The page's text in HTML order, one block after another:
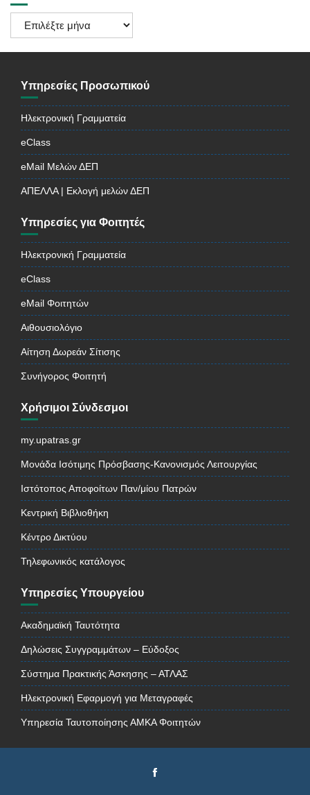
Ιστορικό
Ανακοινώσεων
Υπηρεσίες Προσωπικού
Ηλεκτρονική Γραμματεία
eClass
eMail Μελών ΔΕΠ
ΑΠΕΛΛΑ | Εκλογή μελών ΔΕΠ
Υπηρεσίες για Φοιτητές
Ηλεκτρονική Γραμματεία
eClass
eMail Φοιτητών
Αιθουσιολόγιο
Αίτηση Δωρεάν Σίτισης
Συνήγορος Φοιτητή
Χρήσιμοι Σύνδεσμοι
my.upatras.gr
Μονάδα Ισότιμης Πρόσβασης-Κανονισμός Λειτουργίας
Ιστότοπος Αποφοίτων Παν/μίου Πατρών
Κεντρική Βιβλιοθήκη
Κέντρο Δικτύου
Τηλεφωνικός κατάλογος
Υπηρεσίες Υπουργείου
Ακαδημαϊκή Ταυτότητα
Δηλώσεις Συγγραμμάτων – Εύδοξος
Σύστημα Πρακτικής Άσκησης – ΑΤΛΑΣ
Ηλεκτρονική Εφαρμογή για Μεταγραφές
Υπηρεσία Ταυτοποίησης ΑΜΚΑ Φοιτητών